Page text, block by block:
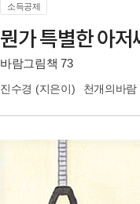
소득공제
뭔가 특별한 아저
바람그림책 73
진수경 (지은이) 천개의바람